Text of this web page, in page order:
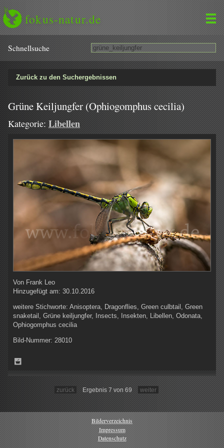
fokus-natur.de
Schnell­suche
Zurück zu den Suchergebnissen
Grüne Keiljungfer (Ophiogomphus cecilia)
Kategorie: Libellen
Von Frank Leo
Hinzugefügt am: 30.10.2016
weitere Stichworte: Anisoptera, Dragonflies, Green culbtail, Green
snaketail, Grüne keiljungfer, Insects, Insekten, Libellen, Odonata,
Ophiogomphus cecilia
Bild-Nummer: 28010
zurück Ergebnis 7 von 69 weiter
Bilderverzeichnis
Impressum
Datenschutz